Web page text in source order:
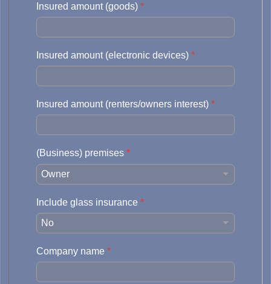
Insured amount (goods) *
Insured amount (electronic devices) *
Insured amount (renters/owners interest) *
(Business) premises *
Include glass insurance *
Company name *